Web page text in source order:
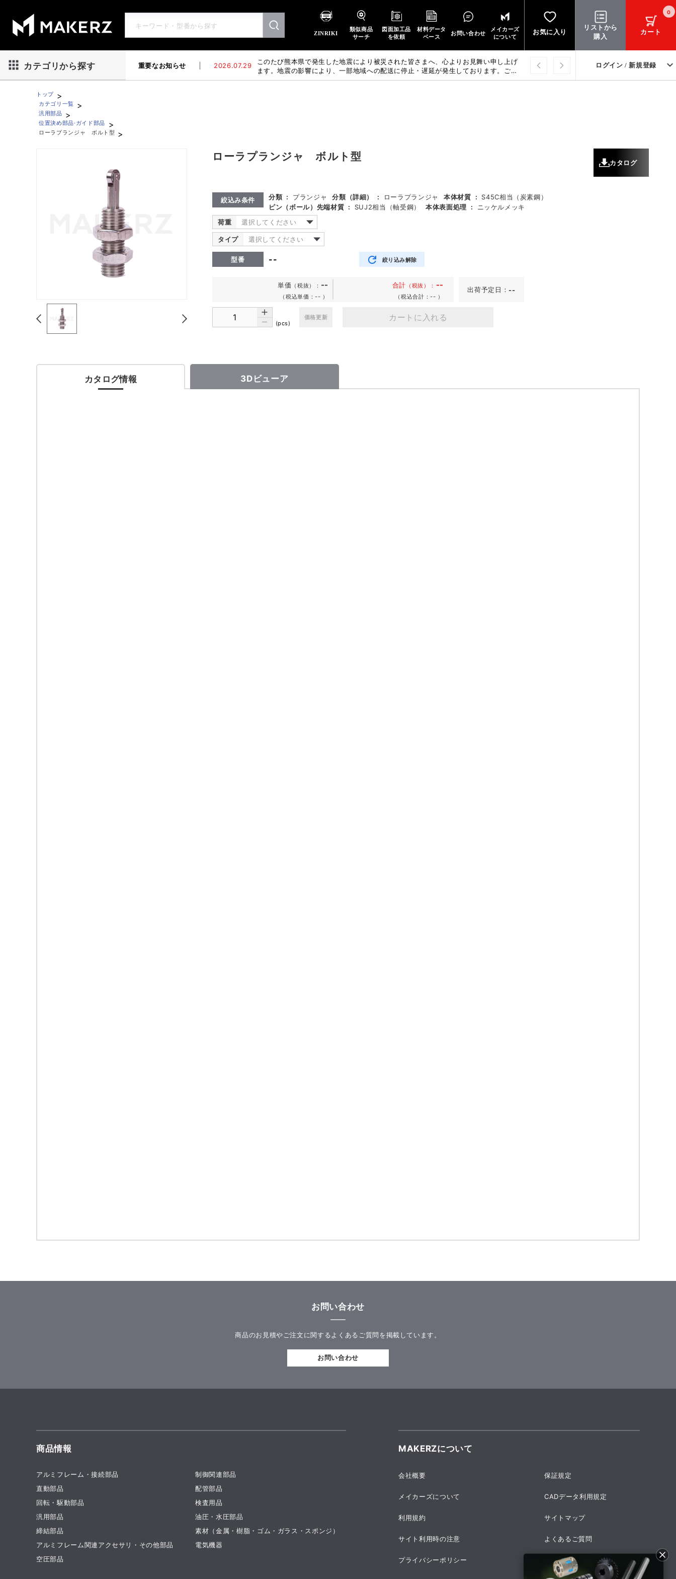
ZINRIKI
類似商品
サーチ
図面加工品
を依頼
材料データ
ベース
お問い合わせ
メイカーズ
について
お気に入り
リストから
購入
カート
0
カテゴリから探す 重要なお知らせ 2026.07.29
このたび熊本県で発生した地震により被災された皆さまへ、心よりお見舞い申し上げ
ます。地震の影響により、一部地域への配送に停止・遅延が発生しております。ご迷
惑をおかけいたしますが、何卒ご理解賜りますようお願い申し上げます。
ログイン / 新規登録
トップ >
カテゴリ一覧 >
汎用部品 >
位置決め部品·ガイド部品 >
ローラプランジャ ボルト型 >
ローラプランジャ ボルト型
絞込み条件 分類 : プランジャ 分類（詳細） : ローラプランジャ 本体材質 :
S45C相当（炭素鋼）
ピン（ボール）先端材質 : SUJ2相当（軸受鋼） 本体表面処理 :
ニッケルメッキ
荷重
選択してください
タイプ 選択してください
型番 -- 絞り込み解除
単価 （税抜） ： --
（税込単価：-- ）
合計 （税抜）： --
（税込合計：-- ）
出荷予定日： --
(pcs)
価格更新 カートに入れる
カタログ
カタログ情報 3Dビューア
お問い合わせ
商品のお見積やご注文に関するよくあるご質問を掲載しています。
お問い合わせ
商品情報
アルミフレーム・接続部品
直動部品
回転・駆動部品
汎用部品
締結部品
アルミフレーム関連アクセサリ・その他部品
空圧部品
制御関連部品
配管部品
検査用品
油圧・水圧部品
素材（金属・樹脂・ゴム・ガラス・スポンジ）
電気機器
MAKERZについて
会社概要
メイカーズについて
利用規約
サイト利用時の注意
プライバシーポリシー
保証規定
CADデータ利用規定
サイトマップ
よくあるご質問
採用情報